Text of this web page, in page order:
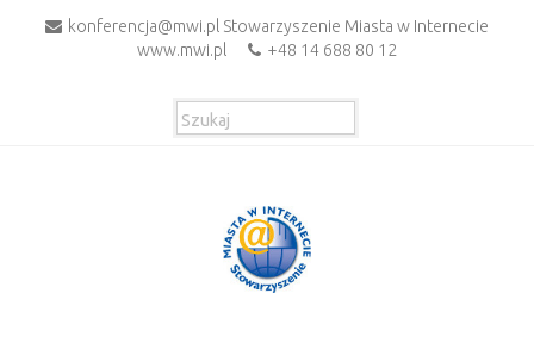
konferencja@mwi.pl Stowarzyszenie Miasta w Internecie
www.mwi.pl
+48 14 688 80 12